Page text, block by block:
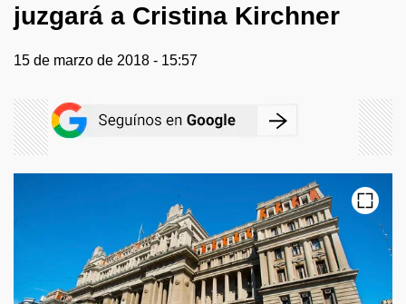
juzgará a Cristina Kirchner
15 de marzo de 2018 - 15:57